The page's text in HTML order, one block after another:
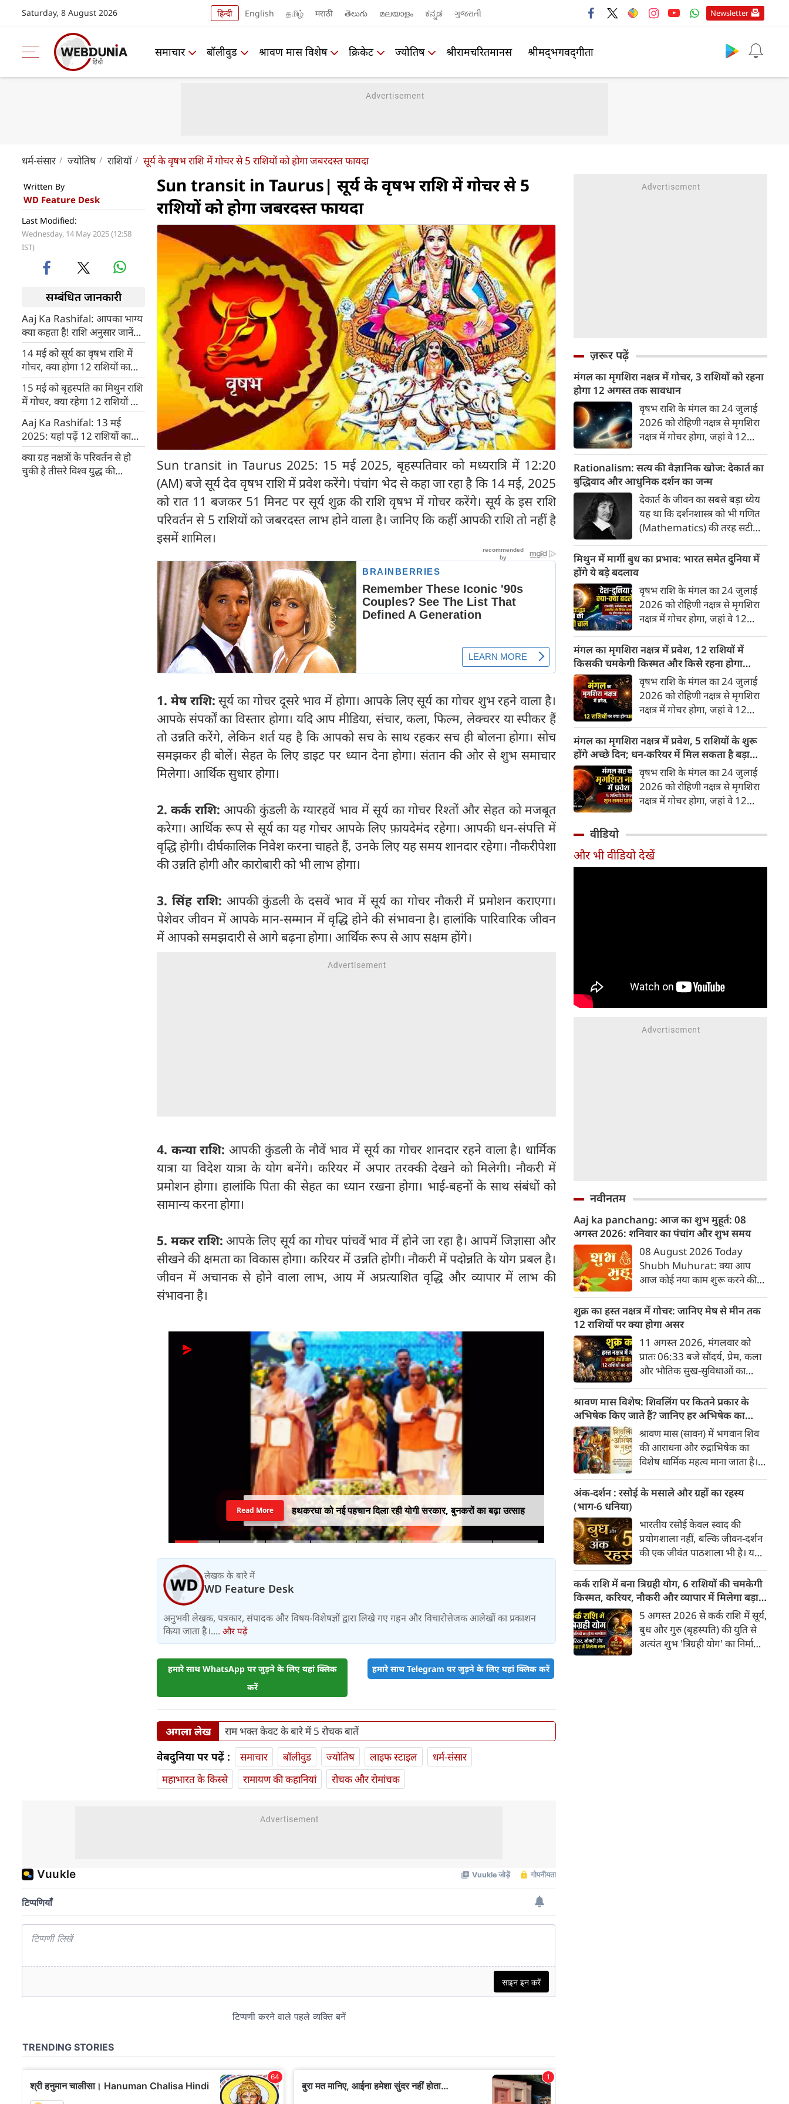
Saturday, 8 August 2026 हिन्दी English தமிழ் मराठी తెలుగు മലയാളം ಕನ್ನಡ ગુજરાતી Newsletter
समाचार बॉलीवुड श्रावण मास विशेष क्रिकेट ज्योतिष श्रीरामचरितमानस श्रीमद्‍भगवद्‍गीता
धर्म-संसार ज्योतिष राशियाँ सूर्य के वृषभ राशि में गोचर से 5 राशियों को होगा जबरदस्त फायदा
Written By
WD Feature Desk
Last Modified:
Wednesday, 14 May 2025 (12:58
IST)
सम्बंधित जानकारी
Aaj Ka Rashifal: आपका भाग्य
क्या कहता है! राशि अनुसार जानें
14 मई का भविष्यफल
14 मई को सूर्य का वृषभ राशि में
गोचर, क्या होगा 12 राशियों का
राशिफल
15 मई को बृहस्पति का मिथुन राशि
में गोचर, क्या रहेगा 12 राशियों का
राशिफल
Aaj Ka Rashifal: 13 मई
2025: यहां पढ़ें 12 राशियों का
दैनिक राशिफल
क्या ग्रह नक्षत्रों के परिवर्तन से हो
चुकी है तीसरे विश्व युद्ध की
Sun transit in Taurus| सूर्य के वृषभ राशि में गोचर से 5
राशियों को होगा जबरदस्त फायदा
Sun transit in Taurus 2025: 15 मई 2025, बृहस्पतिवार को मध्यरात्रि में 12:20
(AM) बजे सूर्य देव वृषभ राशि में प्रवेश करेंगे। पंचांग भेद से कहा जा रहा है कि 14 मई, 2025
को रात 11 बजकर 51 मिनट पर सूर्य शुक्र की राशि वृषभ में गोचर करेंगे। सूर्य के इस राशि
परिवर्तन से 5 राशियों को जबरदस्त लाभ होने वाला है। जानिए कि कहीं आपकी राशि तो नहीं है
इसमें शामिल।
1. मेष राशि:सूर्य का गोचर दूसरे भाव में होगा। आपके लिए सूर्य का गोचर शुभ रहने वाला है।
आपके संपर्कों का विस्तार होगा। यदि आप मीडिया, संचार, कला, फिल्म, लेक्चरर या स्पीकर हैं
तो उन्नति करेंगे, लेकिन शर्त यह है कि आपको सच के साथ रहकर सच ही बोलना होगा। सोच
समझकर ही बोलें। सेहत के लिए डाइट पर ध्यान देना होगा। संतान की ओर से शुभ समाचार
मिलेगा। आर्थिक सुधार होगा।
2. कर्क राशि: आपकी कुंडली के ग्यारहवें भाव में सूर्य का गोचर रिश्तों और सेहत को मजबूत
करेगा। आर्थिक रूप से सूर्य का यह गोचर आपके लिए फ़ायदेमंद रहेगा। आपकी धन-संपत्ति में
वृद्धि होगी। दीर्घकालिक निवेश करना चाहते हैं, उनके लिए यह समय शानदार रहेगा। नौकरीपेशा
की उन्नति होगी और कारोबारी को भी लाभ होगा।
3. सिंह राशि: आपकी कुंडली के दसवें भाव में सूर्य का गोचर नौकरी में प्रमोशन कराएगा।
पेशेवर जीवन में आपके मान-सम्मान में वृद्धि होने की संभावना है। हालांकि पारिवारिक जीवन
में आपको समझदारी से आगे बढ़ना होगा। आर्थिक रूप से आप सक्षम होंगे।
4. कन्या राशि: आपकी कुंडली के नौवें भाव में सूर्य का गोचर शानदार रहने वाला है। धार्मिक
यात्रा या विदेश यात्रा के योग बनेंगे। करियर में अपार तरक्की देखने को मिलेगी। नौकरी में
प्रमोशन होगा। हालांकि पिता की सेहत का ध्यान रखना होगा। भाई-बहनों के साथ संबंधों को
सामान्य करना होगा।
5. मकर राशि: आपके लिए सूर्य का गोचर पांचवें भाव में होने जा रहा है। आपमें जिज्ञासा और
सीखने की क्षमता का विकास होगा। करियर में उन्नति होगी। नौकरी में पदोन्नति के योग प्रबल है।
जीवन में अचानक से होने वाला लाभ, आय में अप्रत्याशित वृद्धि और व्यापार में लाभ की
संभावना है।
हथकरघा को नई पहचान दिला रही योगी सरकार, बुनकरों का बढ़ा उत्साह
Read More
लेखक के बारे में
WD Feature Desk
अनुभवी लेखक, पत्रकार, संपादक और विषय-विशेषज्ञों द्वारा लिखे गए गहन और विचारोत्तेजक आलेखों का प्रकाशन
किया जाता है।.... और पढ़ें
हमारे साथ WhatsApp पर जुड़ने के लिए यहां क्लिक
करें
हमारे साथ Telegram पर जुड़ने के लिए यहां क्लिक करें
अगला लेख राम भक्त केवट के बारे में 5 रोचक बातें
वेबदुनिया पर पढ़ें : समाचार बॉलीवुड ज्योतिष लाइफ स्‍टाइल
धर्म-संसार
महाभारत के किस्से
रामायण की कहानियां रोचक और रोमांचक
ज़रूर पढ़ें
मंगल का मृगशिरा नक्षत्र में गोचर, 3 राशियों को रहना
होगा 12 अगस्त तक सावधान
वृषभ राशि के मंगल का 24 जुलाई
2026 को रोहिणी नक्षत्र से मृगशिरा
नक्षत्र में गोचर होगा, जहां वे 12
परिवर्तन के चलते 3 राशि के लोगों
को 12 अगस्त तक रहना होगा
सावधान। चलिए जानते हैं कि किन
राशि 3 राशियों को रहना होगा
सावधान।
Rationalism: सत्य की वैज्ञानिक खोज: देकार्त का
बुद्धिवाद और आधुनिक दर्शन का जन्म
देकार्त के जीवन का सबसे बड़ा ध्येय
यह था कि दर्शनशास्त्र को भी गणित
(Mathematics) की तरह सटीक,
जाए। वे एक ऐसा सार्वभौमिक सत्य
खोजना चाहते थे, जिस पर कोई भी
प्रश्नचिह्न न लगा सके। इसी विचार ने
बुद्धिवाद (Rationalism) की नींव
रखी। आइए, देकार्त के इस अद्भुत
दार्शनिक चिंतन के 4 प्रमुख स्तंभों को
गहराई से समझते हैं।
मिथुन में मार्गी बुध का प्रभाव: भारत समेत दुनिया में
होंगे ये बड़े बदलाव
वृषभ राशि के मंगल का 24 जुलाई
2026 को रोहिणी नक्षत्र से मृगशिरा
नक्षत्र में गोचर होगा, जहां वे 12
में एक बड़ा हलचल भरा मोड़ आ चुका
है- बुध ग्रह अपनी ही प्रिय राशि मिथुन
में सीधे (मार्गी) चलने लगे हैं। अब जब
बुद्धि और संवाद का कारक ग्रह सीधी
चाल चलेगा, तो जाहिर है आपकी
सोच, बातचीत और फैसलों की रफ्तार
भी बदल जाएगी।
मंगल का मृगशिरा नक्षत्र में प्रवेश, 12 राशियों में
किसकी चमकेगी किस्मत और किसे रहना होगा
सावधान?
वृषभ राशि के मंगल का 24 जुलाई
2026 को रोहिणी नक्षत्र से मृगशिरा
नक्षत्र में गोचर होगा, जहां वे 12
परिवर्तन के चलते मेष से लेकर मीन
तक किन राशियों के लिए शुभ और
किनके लिए है अशुभ। ज्योतिष शास्त्र
में मंगल को ऊर्जा, साहस, पराक्रम
और भूमि का कारक माना गया है,
जबकि मृगशिरा नक्षत्र के स्वामी स्वयं
मंगल का यह गोचर अत्यंत
शक्तिशाली और शुभ फलदायी माना
जा रहा है।
मंगल का मृगशिरा नक्षत्र में प्रवेश, 5 राशियों के शुरू
होंगे अच्छे दिन; धन-करियर में मिल सकता है बड़ा
लाभ
वृषभ राशि के मंगल का 24 जुलाई
2026 को रोहिणी नक्षत्र से मृगशिरा
नक्षत्र में गोचर होगा, जहां वे 12
बदलाव देखने को मिलेंगे और उनके
लिए लाभ के योग बनेंगे।
वीडियो
और भी वीडियो देखें
नवीनतम
Aaj ka panchang: आज का शुभ मुहूर्त: 08
अगस्‍त 2026: शनिवार का पंचांग और शुभ समय
08 August 2026 Today
Shubh Muhurat: क्या आप
आज कोई नया काम शुरू करने की
लेने वाले हैं? ज्योतिष और पंचांग के
अनुसार, किसी भी शुभ कार्य को सही
मुहूर्त में करने से सफलता की
संभावना बढ़ जाती है। 'वेबदुनिया'
आपके लिए लेकर आया है 08
अगस्‍त, 2026 का विशेष पंचांग और
शुभ-अशुभ मुहूर्त।
शुक्र का हस्त नक्षत्र में गोचर: जानिए मेष से मीन तक
12 राशियों पर क्या होगा असर
11 अगस्त 2026, मंगलवार को
प्रातः 06:33 बजे सौंदर्य, प्रेम, कला
और भौतिक सुख-सुविधाओं का
के चतुर्थ पद से निकलकर हस्त नक्षत्र
के प्रथम पद में प्रवेश करेगा। हस्त
नक्षत्र के स्वामी चंद्रमा हैं, जो मन और
भावनाओं का प्रतिनिधित्व करते हैं।
सौंदर्य के कारक शुक्र का चंद्रमा के
नक्षत्र में प्रवेश सभी 12 राशियों के
जीवन में रचनात्मकता, आर्थिक
स्थिति और व्यक्तिगत संबंधों पर
श्रावण मास विशेष: शिवलिंग पर कितने प्रकार के
अभिषेक किए जाते हैं? जानिए हर अभिषेक का
महत्व
श्रावण मास (सावन) में भगवान शिव
की आराधना और रुद्राभिषेक का
विशेष धार्मिक महत्व माना जाता है।
अलग-अलग द्रव्यों (सामग्रियों) से
प्रकार के फल प्राप्त होते हैं। भगवान
शिव को "अभिषेक प्रिय" माना गया
है। यहाँ मुख्य प्रकार के शिव-अभिषेक
और उनके महत्व की पूरी जानकारी दी
गई है।
अंक-दर्शन : रसोई के मसाले और ग्रहों का रहस्य
(भाग-6 धनिया)
भारतीय रसोई केवल स्वाद की
प्रयोगशाला नहीं, बल्कि जीवन-दर्शन
की एक जीवंत पाठशाला भी है। यहां
सुगंध या औषधीय गुण ही नहीं, बल्कि
एक सांस्कृतिक संकेत भी समेटे रहता
है। यदि हल्दी स्थिरता का बोध कराती
है, लाल मिर्च ऊर्जा का प्रतीक बनती
है और तेजपत्ता अदृश्य प्रभावों की
ओर संकेत करता है, तो धनिया प्रकृति
कर्क राशि में बना त्रिग्रही योग, 6 राशियों की चमकेगी
किस्मत, करियर, नौकरी और व्यापार में मिलेगा बड़ा
लाभ
5 अगस्त 2026 से कर्क राशि में सूर्य,
बुध और गुरु (बृहस्पति) की युति से
अत्यंत शुभ 'त्रिग्रही योग' का निर्माण